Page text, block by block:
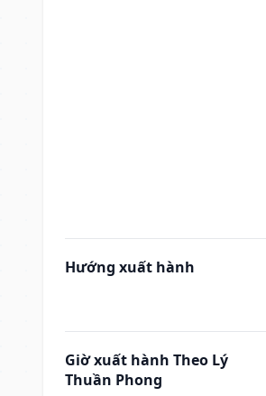
Hướng xuất hành
Giờ xuất hành Theo Lý
Thuần Phong